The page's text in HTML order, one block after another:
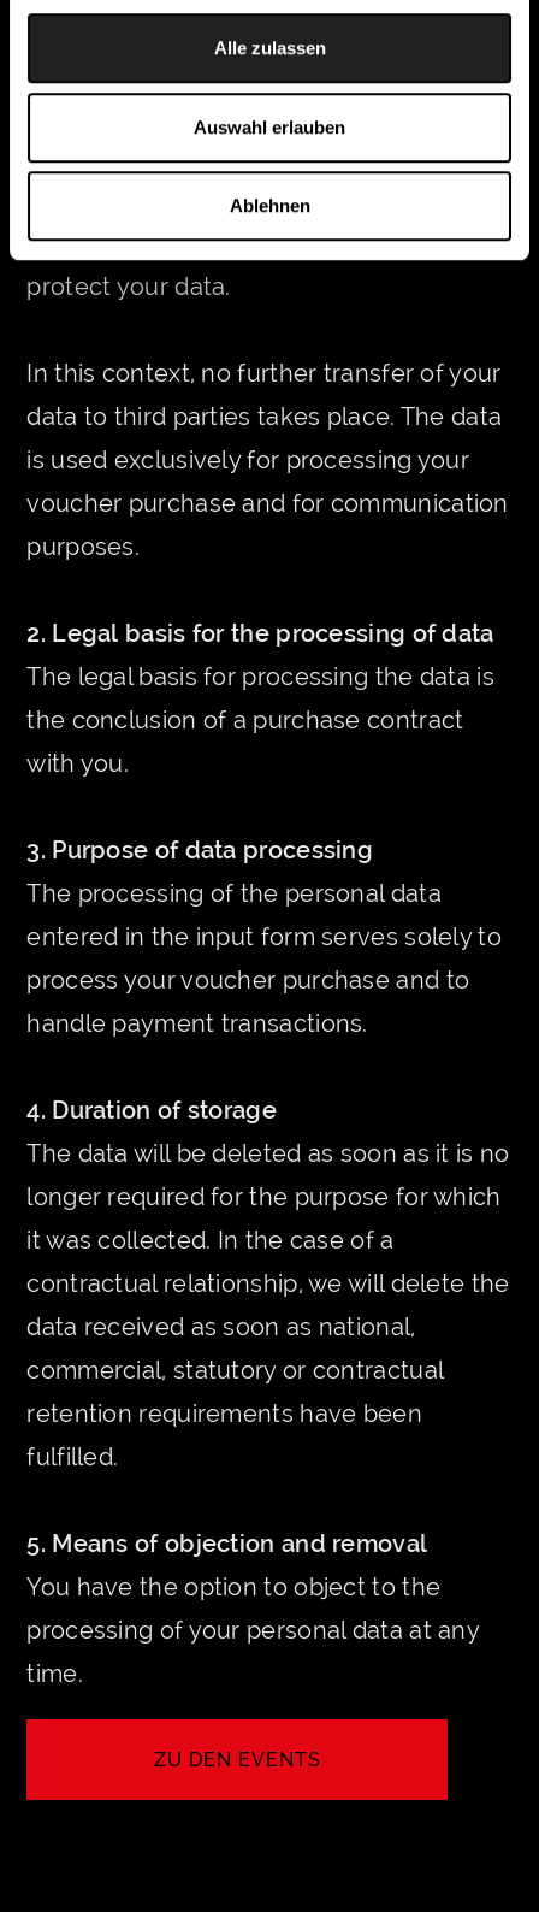
Alle zulassen
Auswahl erlauben
Ablehnen
will be transmitted in encrypted form.
handling your transmitted data in
compliance with data protection
regulations. websLINE takes all
organisational and technical measures to
protect your data.
In this context, no further transfer of your
data to third parties takes place. The data
is used exclusively for processing your
voucher purchase and for communication
purposes.
2. Legal basis for the processing of data
The legal basis for processing the data is
the conclusion of a purchase contract
with you.
3. Purpose of data processing
The processing of the personal data
entered in the input form serves solely to
process your voucher purchase and to
handle payment transactions.
4. Duration of storage
The data will be deleted as soon as it is no
longer required for the purpose for which
it was collected. In the case of a
contractual relationship, we will delete the
data received as soon as national,
commercial, statutory or contractual
retention requirements have been
fulfilled.
5. Means of objection and removal
You have the option to object to the
processing of your personal data at any
time.
ZU DEN EVENTS